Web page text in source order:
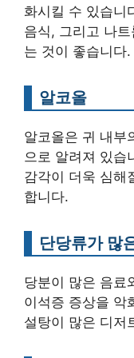
화시킬 수 있습니
음식, 그리고 나
는 것이 좋습니다.
알코올
알코올은 귀 내부
으로 알려져 있습
감각이 더욱 심해
합니다.
단당류가 많
당분이 많은 음료
이석증 증상을 악
설탕이 많은 디저